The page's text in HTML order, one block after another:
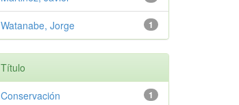
1
Watanabe, Jorge
Título
1
Conservación